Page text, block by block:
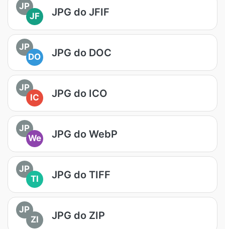
JP
JF
JPG do JFIF
JP
DO
JPG do DOC
JP
IC
JPG do ICO
JP
We
JPG do WebP
JP
TI
JPG do TIFF
JP
ZI
JPG do ZIP